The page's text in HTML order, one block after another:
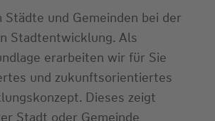
und Gemeinden bei der
Stadtentwicklung. Als
erarbeiten wir für Sie
und zukunftsorientiertes
Dieses zeigt
Stadt oder Gemeinde